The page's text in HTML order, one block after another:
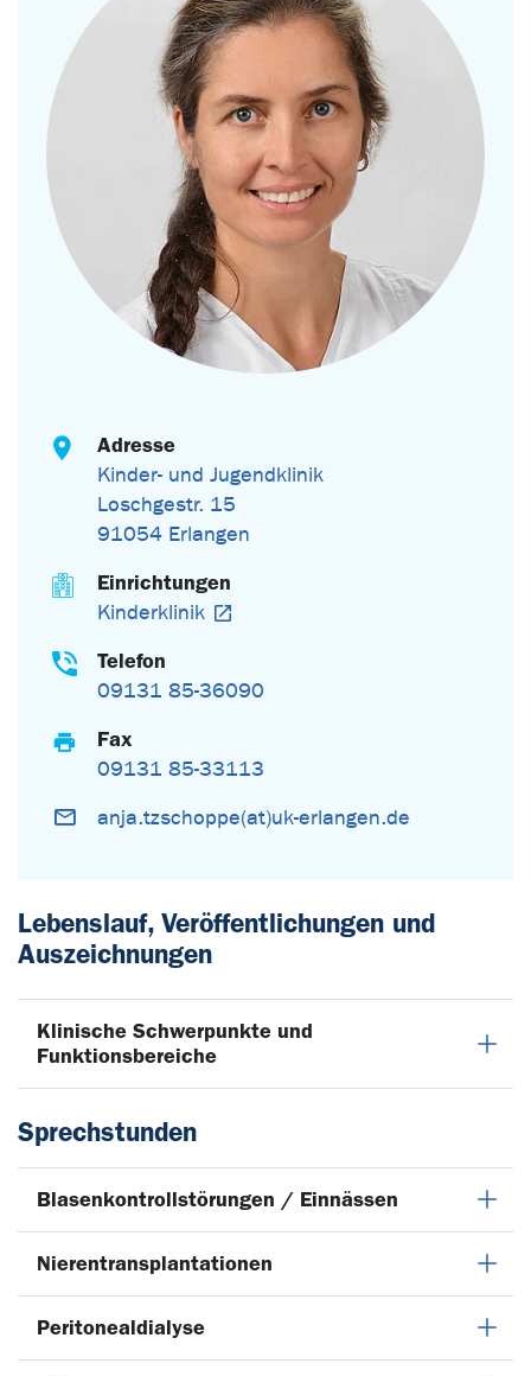
Adresse
Kinder- und Jugendklinik
Loschgestr. 15
91054 Erlangen
Einrichtungen
Kinderklinik
Telefon
09131 85-36090
Fax
09131 85-33113
anja.tzschoppe(at)uk-erlangen.de
Lebenslauf, Veröffentlichungen und
Auszeichnungen
Klinische Schwerpunkte und
Funktionsbereiche
Sprechstunden
Blasenkontrollstörungen / Einnässen
Nierentransplantationen
Peritonealdialyse